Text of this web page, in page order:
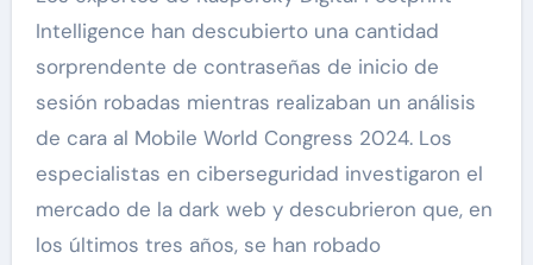
Intelligence han descubierto una cantidad
sorprendente de contraseñas de inicio de
sesión robadas mientras realizaban un análisis
de cara al Mobile World Congress 2024. Los
especialistas en ciberseguridad investigaron el
mercado de la dark web y descubrieron que, en
los últimos tres años, se han robado